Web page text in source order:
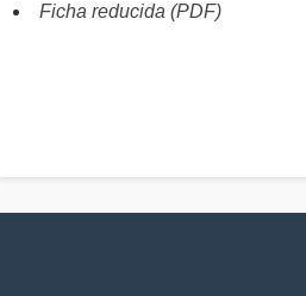
Ficha reducida (PDF)